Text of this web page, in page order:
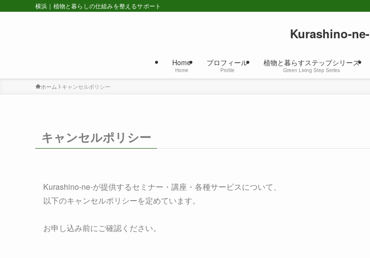
横浜｜植物と暮らしの仕組みを整えるサポート
Kurashino-ne-
Home
Home
プロフィール
Profile
植物と暮らすステップシリーズ
Green Living Step Series
ホーム キャンセルポリシー
キャンセルポリシー
Kurashino-ne-が提供するセミナー・講座・各種サービスについて、
以下のキャンセルポリシーを定めています。
お申し込み前にご確認ください。